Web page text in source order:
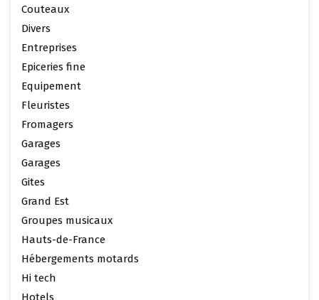
Couteaux
Divers
Entreprises
Epiceries fine
Equipement
Fleuristes
Fromagers
Garages
Garages
Gites
Grand Est
Groupes musicaux
Hauts-de-France
Hébergements motards
Hi tech
Hotels